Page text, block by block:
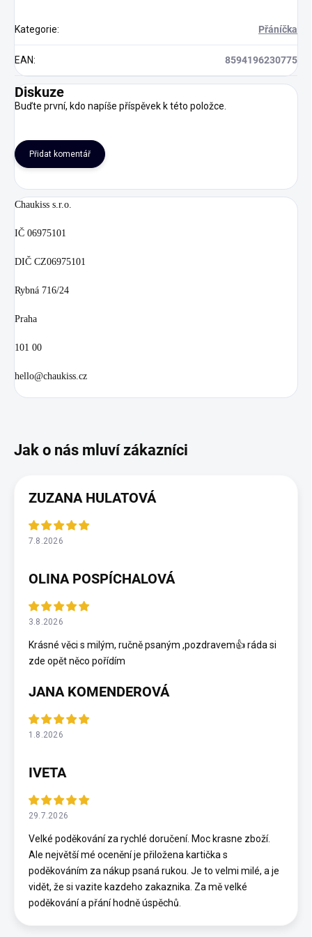
Kategorie: Přáníčka
EAN: 8594196230775
Diskuze
Buďte první, kdo napíše příspěvek k této položce.
Přidat komentář
Chaukiss s.r.o.
IČ 06975101
DIČ CZ06975101
Rybná 716/24
Praha
101 00
hello@chaukiss.cz
ZUZANA HULATOVÁ
7.8.2026
OLINA POSPÍCHALOVÁ
3.8.2026
Krásné věci s milým, ručně psaným ,pozdravem👍 ráda si
zde opět něco pořídím
JANA KOMENDEROVÁ
1.8.2026
IVETA
29.7.2026
Velké poděkování za rychlé doručení. Moc krasne zboží.
Ale největší mé ocenění je přiložena kartička s
poděkováním za nákup psaná rukou. Je to velmi milé, a je
vidět, že si vazite kazdeho zakaznika. Za mě velké
poděkování a přání hodně úspěchů.